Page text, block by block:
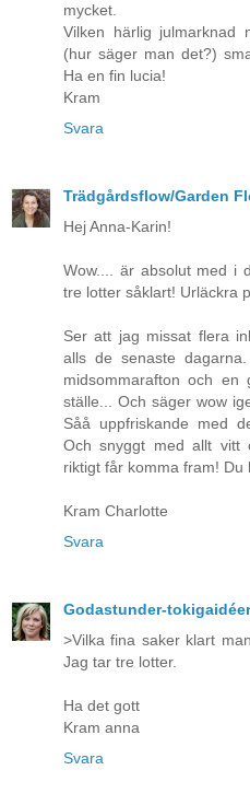
mycket.
Vilken härlig julmarknad
(hur säger man det?)
Ha en fin lucia!
Kram
Svara
Trädgårdsflow/Garden
Hej Anna-Karin!
Wow.... är absolut med i
tre lotter såklart! Urläckra
Ser att jag missat flera
alls de senaste
midsommarafton och en
ställe... Och säger wow
Såå uppfriskande med
Och snyggt med allt vitt
riktigt får komma fram!
Kram Charlotte
Svara
Godastunder-tokigaidéer
>Vilka fina saker klart
Jag tar tre lotter.
Ha det gott
Kram anna
Svara